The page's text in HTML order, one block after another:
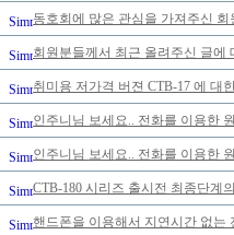
동호회에 많은 관심을 가져주신
회원분들께서 최근 올려주신 글
취미용 저가격 버젼 CTB-17 에 대
인주니님 보세요.. 전화를 이용한
인주니님 보세요.. 전화를 이용한
CTB-180 시리즈 출시전 최종단계
핸드폰을 이용해서 지연시간 없